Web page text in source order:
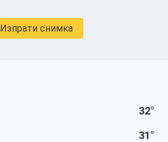
Изпрати снимка
32°
31°